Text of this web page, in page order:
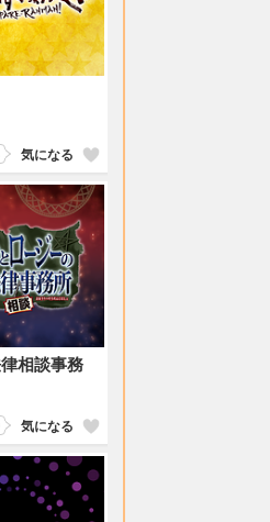
気になる
相談事務
気になる